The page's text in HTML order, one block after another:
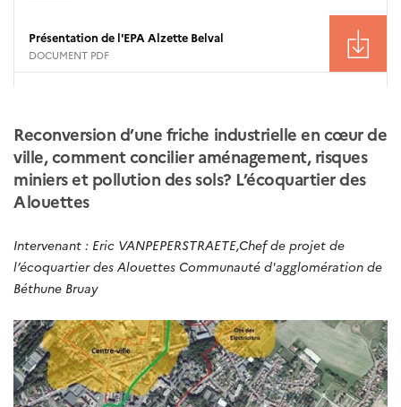
Présentation de l'EPA Alzette Belval
DOCUMENT PDF
Reconversion d’une friche industrielle en cœur de
ville, comment concilier aménagement, risques
miniers et pollution des sols? L’écoquartier des
Alouettes
Intervenant : Eric VANPEPERSTRAETE,Chef de projet de
l’écoquartier des Alouettes Communauté d'agglomération de
Béthune Bruay